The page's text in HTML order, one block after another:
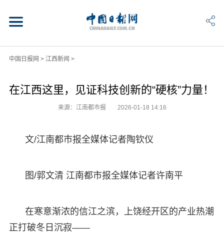
中国日报网 > 江西新闻 >
在江西这里，见证科技创新的“硬核”力量！
来源：江南都市报 2026-01-18 14:16
文/江南都市报全媒体记者陶钦仪
图/郭文清 江南都市报全媒体记者许南平
在寒意渐浓的信江之滨，上饶经开区的产业热潮
正打破冬日沉寂——